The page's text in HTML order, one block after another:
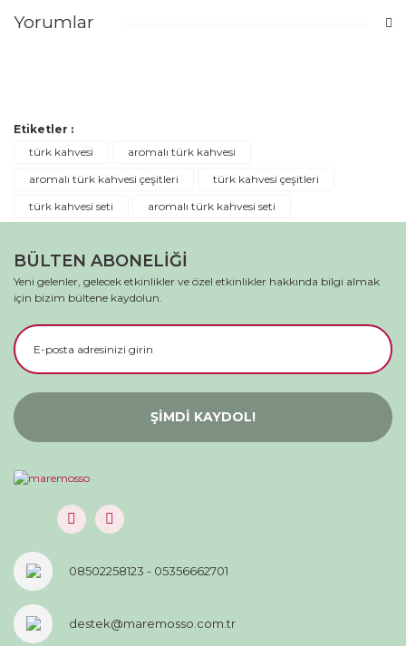
Yorumlar
Etiketler :
türk kahvesi
aromalı türk kahvesi
aromalı türk kahvesi çeşitleri
türk kahvesi çeşitleri
türk kahvesi seti
aromalı türk kahvesi seti
BÜLTEN ABONELİĞİ
Yeni gelenler, gelecek etkinlikler ve özel etkinlikler hakkında bilgi almak
için bizim bültene kaydolun.
ŞİMDİ KAYDOL!
08502258123 - 05356662701
destek@maremosso.com.tr